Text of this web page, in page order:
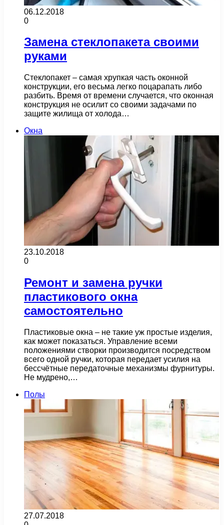
06.12.2018
0
Замена стеклопакета своими
руками
Стеклопакет – самая хрупкая часть оконной
конструкции, его весьма легко поцарапать либо
разбить. Время от времени случается, что оконная
конструкция не осилит со своими задачами по
защите жилища от холода…
Окна
23.10.2018
0
Ремонт и замена ручки
пластикового окна
самостоятельно
Пластиковые окна – не такие уж простые изделия,
как может показаться. Управление всеми
положениями створки производится посредством
всего одной ручки, которая передает усилия на
бессчётные передаточные механизмы фурнитуры.
Не мудрено,…
Полы
27.07.2018